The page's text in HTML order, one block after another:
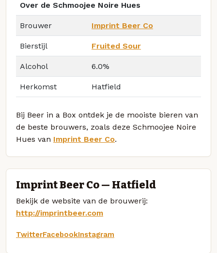
Over de Schmoojee Noire Hues
Brouwer Imprint Beer Co
Bierstijl Fruited Sour
Alcohol 6.0%
Herkomst Hatfield
Bij Beer in a Box ontdek je de mooiste bieren van
de beste brouwers, zoals deze Schmoojee Noire
Hues van Imprint Beer Co.
Imprint Beer Co — Hatfield
Bekijk de website van de brouwerij:
http://imprintbeer.com
TwitterFacebookInstagram